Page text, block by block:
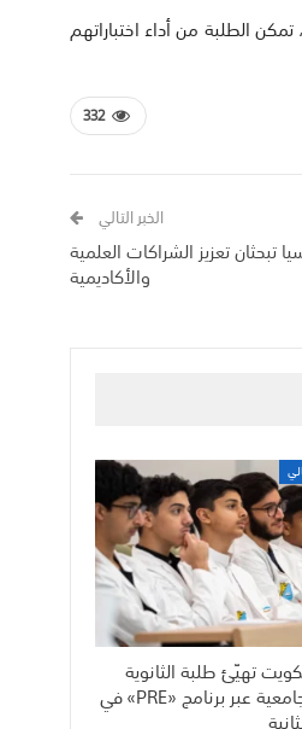
الطلبة من أداء اختباراتهم
332
الخبر التالي
تبحثان تعزيز الشراكات العلمية
والأكاديمية
تهيّئ طلبة الثانوية
للحياة الجامعية عبر برنامج «PRE» في